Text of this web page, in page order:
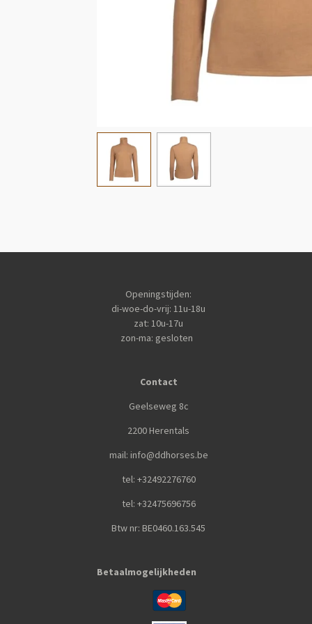
Openingstijden:
di-woe-do-vrij: 11u-18u
zat: 10u-17u
zon-ma: gesloten
Contact
Geelseweg 8c
2200 Herentals
mail: info@ddhorses.be
tel: +32492276760
tel: +32475696756
Btw nr: BE0460.163.545
Betaalmogelijkheden